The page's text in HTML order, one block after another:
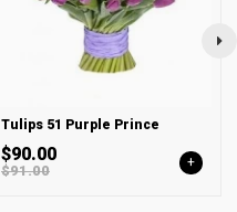
Tulips 51 Purple Prince
$90.00
$91.00 +